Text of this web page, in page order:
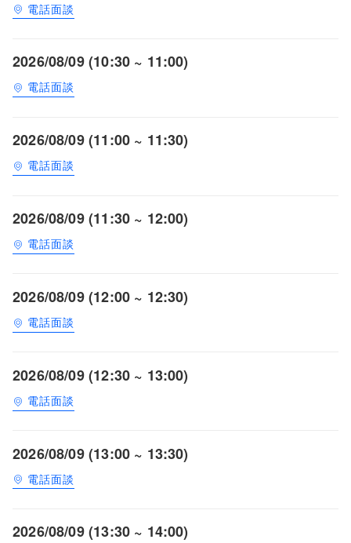
電話面談
2026/08/09 (10:30 ~ 11:00)
電話面談
2026/08/09 (11:00 ~ 11:30)
電話面談
2026/08/09 (11:30 ~ 12:00)
電話面談
2026/08/09 (12:00 ~ 12:30)
電話面談
2026/08/09 (12:30 ~ 13:00)
電話面談
2026/08/09 (13:00 ~ 13:30)
電話面談
2026/08/09 (13:30 ~ 14:00)